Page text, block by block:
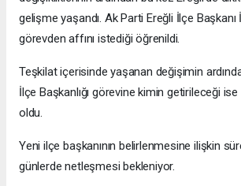
gelişme yaşandı. Ak Parti Ereğli İlçe Başkanı
görevden affını istediği öğrenildi.
Teşkilat içerisinde yaşanan değişimin
İlçe Başkanlığı görevine kimin getirileceği
oldu.
Yeni ilçe başkanının belirlenmesine ilişkin
günlerde netleşmesi bekleniyor.